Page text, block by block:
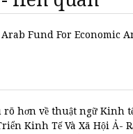
Fund For Economic
hơn về thuật ngữ Kinh
Kinh Tế Và Xã Hội Ả-